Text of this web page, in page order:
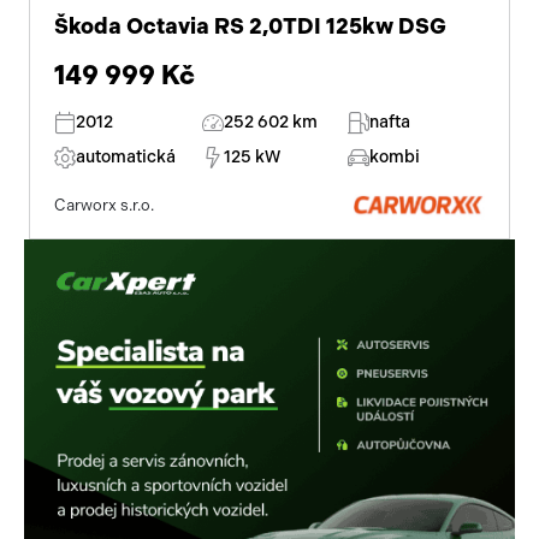
5 rychlostních stupňů
Škoda Octavia RS 2,0TDI 125kw DSG
149 999 Kč
2012 252 602 km
nafta
automatická
125 kW kombi
Carworx s.r.o.